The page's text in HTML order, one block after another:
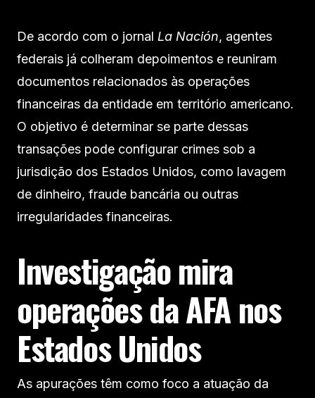
De acordo com o jornal La Nación, agentes
federais já colheram depoimentos e reuniram
documentos relacionados às operações
financeiras da entidade em território americano.
O objetivo é determinar se parte dessas
transações pode configurar crimes sob a
jurisdição dos Estados Unidos, como lavagem
de dinheiro, fraude bancária ou outras
irregularidades financeiras.
Investigação mira
operações da AFA nos
Estados Unidos
As apurações têm como foco a atuação da